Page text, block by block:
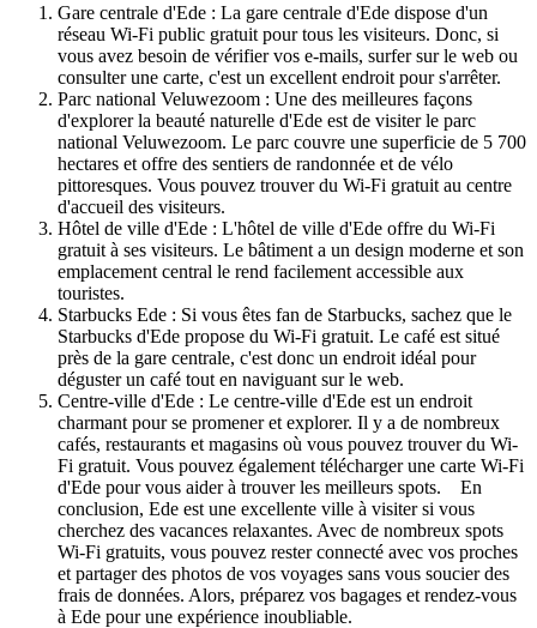
Gare centrale d'Ede : La gare centrale d'Ede dispose d'un
réseau Wi-Fi public gratuit pour tous les visiteurs. Donc, si
vous avez besoin de vérifier vos e-mails, surfer sur le web ou
consulter une carte, c'est un excellent endroit pour s'arrêter.
Parc national Veluwezoom : Une des meilleures façons
d'explorer la beauté naturelle d'Ede est de visiter le parc
national Veluwezoom. Le parc couvre une superficie de 5 700
hectares et offre des sentiers de randonnée et de vélo
pittoresques. Vous pouvez trouver du Wi-Fi gratuit au centre
d'accueil des visiteurs.
Hôtel de ville d'Ede : L'hôtel de ville d'Ede offre du Wi-Fi
gratuit à ses visiteurs. Le bâtiment a un design moderne et son
emplacement central le rend facilement accessible aux
touristes.
Starbucks Ede : Si vous êtes fan de Starbucks, sachez que le
Starbucks d'Ede propose du Wi-Fi gratuit. Le café est situé
près de la gare centrale, c'est donc un endroit idéal pour
déguster un café tout en naviguant sur le web.
Centre-ville d'Ede : Le centre-ville d'Ede est un endroit
charmant pour se promener et explorer. Il y a de nombreux
cafés, restaurants et magasins où vous pouvez trouver du Wi-
Fi gratuit. Vous pouvez également télécharger une carte Wi-Fi
d'Ede pour vous aider à trouver les meilleurs spots. En
conclusion, Ede est une excellente ville à visiter si vous
cherchez des vacances relaxantes. Avec de nombreux spots
Wi-Fi gratuits, vous pouvez rester connecté avec vos proches
et partager des photos de vos voyages sans vous soucier des
frais de données. Alors, préparez vos bagages et rendez-vous
à Ede pour une expérience inoubliable.